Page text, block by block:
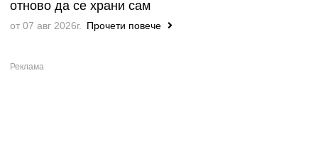
отново да се храни сам
от 07 авг 2026г. Прочети повече